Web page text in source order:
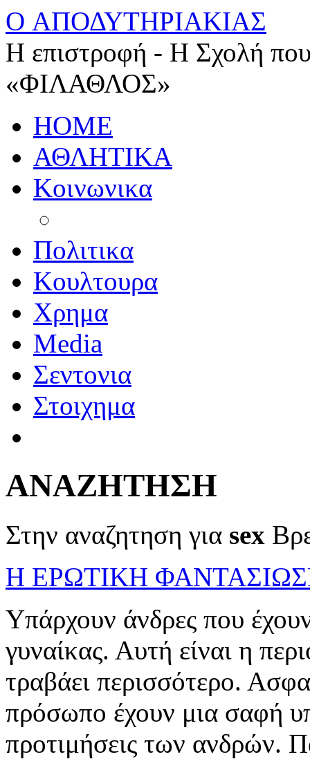
O ΑΠΟΔΥΤΗΡΙΑΚΙΑΣ
Η επιστροφή - Η Σχολή
«ΦΙΛΑΘΛΟΣ»
HOME
ΑΘΛΗΤΙΚΑ
Κοινωνικα
Πολιτικα
Κουλτουρα
Χρημα
Media
Σεντονια
Στοιχημα
ΑΝΑΖΗΤΗΣΗ
Στην αναζητηση για sex
Η ΕΡΩΤΙΚΗ
Υπάρχουν άνδρες που
γυναίκας. Αυτή είναι η
τραβάει περισσότερο.
πρόσωπο έχουν μια σαφή
προτιμήσεις των ανδρών.